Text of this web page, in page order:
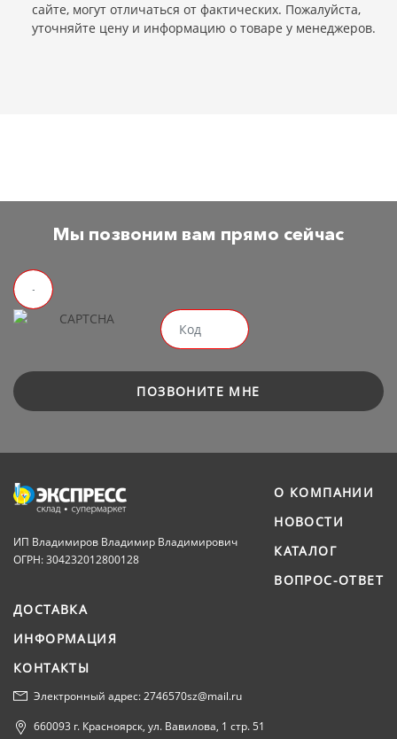
сайте, могут отличаться от фактических. Пожалуйста,
уточняйте цену и информацию о товаре у менеджеров.
Мы позвоним вам прямо сейчас
ПОЗВОНИТЕ МНЕ
ИП Владимиров Владимир Владимирович
ОГРН: 304232012800128
О КОМПАНИИ
НОВОСТИ
КАТАЛОГ
ВОПРОС-ОТВЕТ
ДОСТАВКА
ИНФОРМАЦИЯ
КОНТАКТЫ
Электронный адрес: 2746570sz@mail.ru
660093 г. Красноярск, ул. Вавилова, 1 стр. 51